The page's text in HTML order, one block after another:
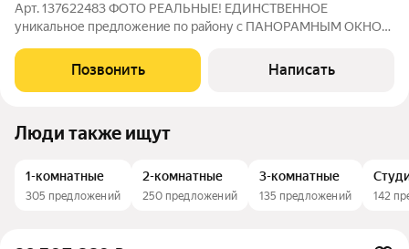
Арт. 137622483 ФОТО РЕАЛЬНЫЕ! ЕДИНСТВЕННОЕ
уникальное предложение по району с ПАНОРАМНЫМ ОКНОМ
Про апартаменты : ВИДОВАЯ евро двушка с 4
ПАНОРАМНЫМИ ОКНАМИ 1 в гостиной 2 в спальне(угловое) 1
Позвонить Написать
Люди также ищут
1-комнатные
305 предложений
2-комнатные
250 предложений
3-комнатные
135 предложений 142